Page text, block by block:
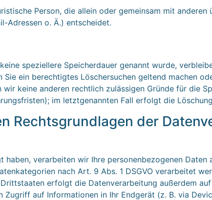
Person, die allein oder gemeinsam mit
Adressen o. Ä.) entscheidet.
speziellere Speicherdauer genannt wurde,
ein berechtigtes Löschersuchen geltend machen
keine anderen rechtlich zulässigen Gründe für die
im letztgenannten Fall erfolgt die
Rechtsgrundlagen der
verarbeiten wir Ihre personenbezogenen Daten
nach Art. 9 Abs. 1 DSGVO verarbeitet
erfolgt die Datenverarbeitung außerdem
Zugriff auf Informationen in Ihr Endgerät (z. B. via